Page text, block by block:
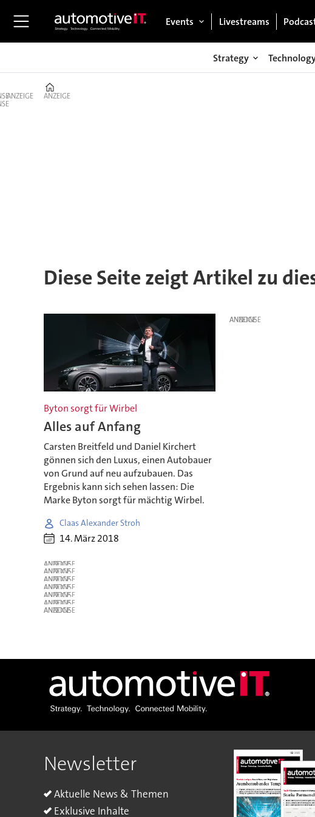
Events Livestreams
Strategy
ANZEIGE ANZEIGE
Diese Seite zeigt Artikel zu
Byton sorgt für Wirbel
Alles auf Anfang
Carsten Breitfeld und Daniel Kirchert
gönnen sich den Luxus, einen Autobauer
von Grund auf neu aufzubauen. Das
Ergebnis kann sich sehen lassen: Die
Marke Byton sorgt für mächtig Wirbel.
Claas Alexander Stroh
14. März 2018
ANZEIGE
ANZEIGE
ANZEIGE
ANZEIGE
ANZEIGE
ANZEIGE
ANZEIGE
ANZEIGE
Newsletter
Aktuelle News & Themen
Exklusive Inhalte